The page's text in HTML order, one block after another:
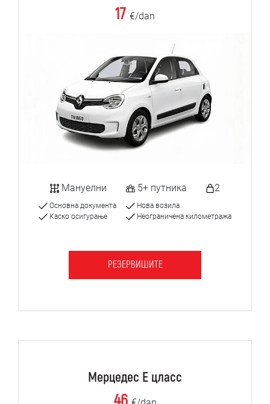
17 €/dan
Мануелни 5+ путника 2
Основна документа
Каско осигурање
Нова возила
Неограничена километража
РЕЗЕРВИШИТЕ
Мерцедес Е цласс